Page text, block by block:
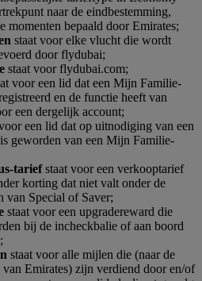
naar de eindbestemming,
momenten bepaald door Emirates;
staat voor elke vlucht die wordt
door flydubai;
staat voor flydubai.com;
voor een lid dat een Mijn Familie-
en de functie heeft van
een dergelijk account;
een lid dat op uitnodiging van een
geworden van een Mijn Familie-
tariefstaat voor een verkooptarief
korting dat niet valt onder de
van Special of Saver;
staat voor een upgradereward die
bij de incheckbalie of aan boord
staat voor alle mijlen die (naar de
Emirates) zijn verdiend door en/of